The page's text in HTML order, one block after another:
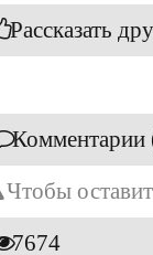
Рассказать
Комментарии
Чтобы
7674